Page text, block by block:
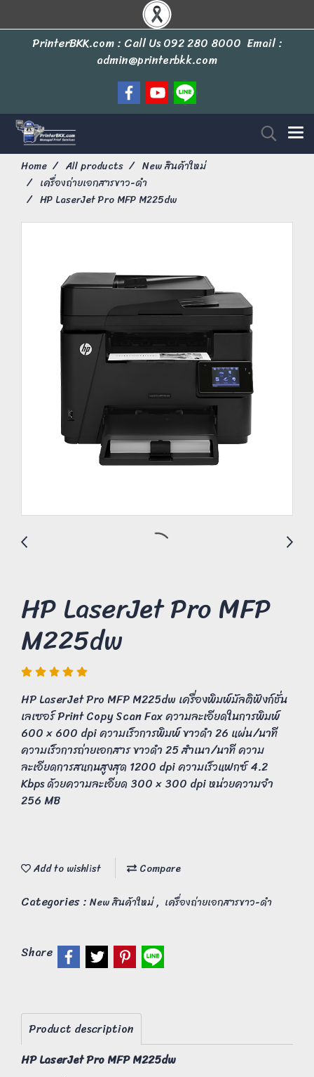
PrinterBKK.com : Call Us092 280 8000 Email :
admin@printerbkk.com
Home All products
New สินค้าใหม่
เครื่องถ่ายเอกสารขาว-ดำ
HP LaserJet Pro MFP M225dw
HP LaserJet Pro MFP
M225dw
HP LaserJet Pro MFP M225dw เครื่องพิมพ์มัลติฟังก์ชั่น
เลเซอร์ Print Copy Scan Fax ความละเอียดในการพิมพ์
600 × 600 dpi ความเร็วการพิมพ์ ขาวดำ 26 แผ่น/นาที
ความเร็วการถ่ายเอกสาร ขาวดำ 25 สำเนา/นาที ความ
ละเอียดการสแกนสูงสุด 1200 dpi ความเร็วแฟกซ์ 4.2
Kbps ด้วยความละเอียด 300 × 300 dpi หน่วยความจำ
256 MB
Add to wishlist Compare
Categories : New สินค้าใหม่, เครื่องถ่ายเอกสารขาว-ดำ
Share
Product description
HP LaserJet Pro MFP M225dw